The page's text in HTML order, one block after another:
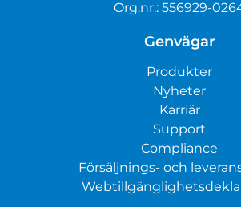
Org.nr.: 556929-
Genvägar
Produkter
Nyheter
Karriär
Support
Compliance
Försäljnings- och